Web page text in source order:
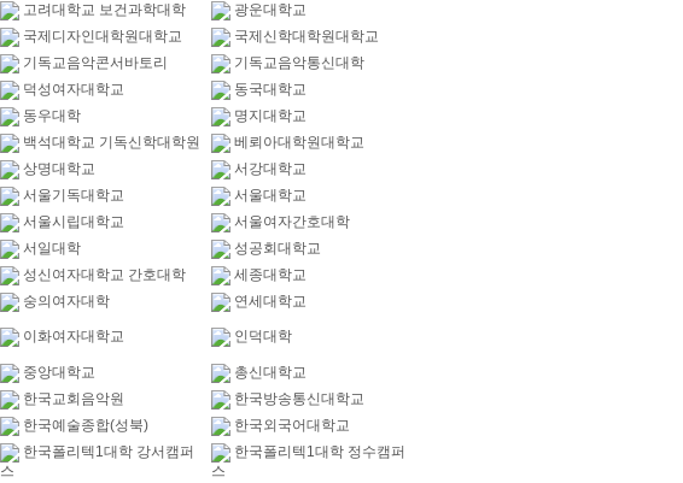
고려대학교 보건과학대학
광운대학교
국제디자인대학원대학교
국제신학대학원대학교
기독교음악콘서바토리
기독교음악통신대학
덕성여자대학교
동국대학교
동우대학
명지대학교
백석대학교 기독신학대학원
베뢰아대학원대학교
상명대학교
서강대학교
서울기독대학교
서울대학교
서울시립대학교
서울여자간호대학
서일대학
성공회대학교
성신여자대학교 간호대학
세종대학교
숭의여자대학
연세대학교
이화여자대학교 인덕대학
중앙대학교
총신대학교
한국교회음악원
한국방송통신대학교
한국예술종합(성북) 한국외국어대학교
한국폴리텍1대학 강서캠퍼
스
한국폴리텍1대학 정수캠퍼
스